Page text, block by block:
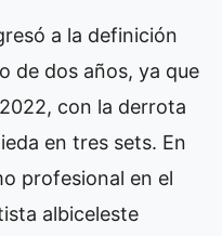
a la definición
de dos años, ya que
con la derrota
en tres sets. En
profesional en el
albiceleste